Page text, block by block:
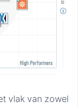
vlak van zowel